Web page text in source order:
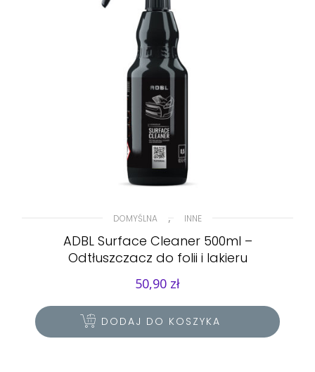
DOMYŚLNA , INNE
ADBL Surface Cleaner 500ml –
Odtłuszczacz do folii i lakieru
50,90 zł
DODAJ DO KOSZYKA